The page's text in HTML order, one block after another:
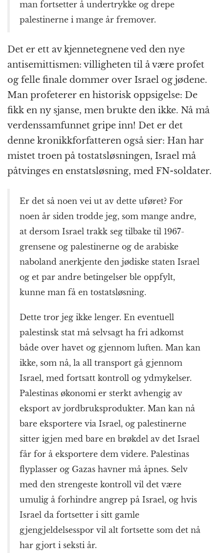
man fortsetter å undertrykke og drepe
palestinerne i mange år fremover.
Det er ett av kjennetegnene ved den nye
antisemittismen: villigheten til å være profet
og felle finale dommer over Israel og jødene.
Man profeterer en historisk oppsigelse: De
fikk en ny sjanse, men brukte den ikke. Nå må
verdenssamfunnet gripe inn! Det er det
denne kronikkforfatteren også sier: Han har
mistet troen på tostatsløsningen, Israel må
påtvinges en enstatsløsning, med FN-soldater.
Er det så noen vei ut av dette uføret? For
noen år siden trodde jeg, som mange andre,
at dersom Israel trakk seg tilbake til 1967-
grensene og palestinerne og de arabiske
naboland anerkjente den jødiske staten Israel
og et par andre betingelser ble oppfylt,
kunne man få en tostatsløsning.
Dette tror jeg ikke lenger. En eventuell
palestinsk stat må selvsagt ha fri adkomst
både over havet og gjennom luften. Man kan
ikke, som nå, la all transport gå gjennom
Israel, med fortsatt kontroll og ydmykelser.
Palestinas økonomi er sterkt avhengig av
eksport av jordbruksprodukter. Man kan nå
bare eksportere via Israel, og palestinerne
sitter igjen med bare en brøkdel av det Israel
får for å eksportere dem videre. Palestinas
flyplasser og Gazas havner må åpnes. Selv
med den strengeste kontroll vil det være
umulig å forhindre angrep på Israel, og hvis
Israel da fortsetter i sitt gamle
gjengjeldelsesspor vil alt fortsette som det nå
har gjort i seksti år.